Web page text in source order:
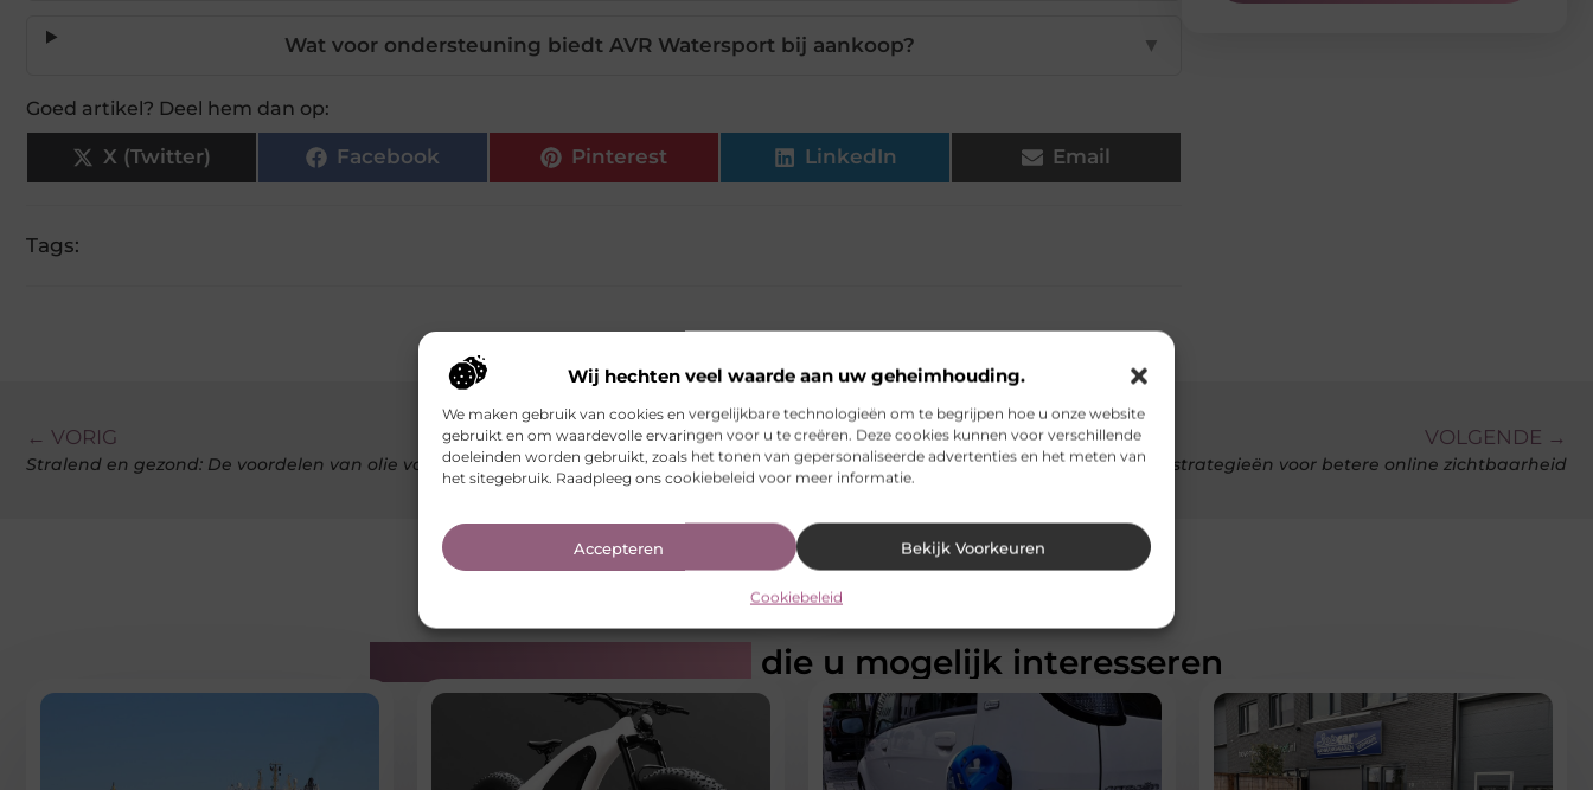
Wij hechten veel waarde aan uw geheimhouding.
We maken gebruik van cookies en vergelijkbare technologieën om te begrijpen hoe u onze website
gebruikt en om waardevolle ervaringen voor u te creëren. Deze cookies kunnen voor verschillende
doeleinden worden gebruikt, zoals het tonen van gepersonaliseerde advertenties en het meten van
het sitegebruik. Raadpleeg ons cookiebeleid voor meer informatie.
Accepteren Bekijk Voorkeuren
Cookiebeleid
Wat voor ondersteuning biedt AVR Watersport bij aankoop? ▼
Goed artikel? Deel hem dan op:
X (Twitter) Facebook Pinterest LinkedIn Email
Tags:
← VORIG
Stralend en gezond: De voordelen van olie voor je huid
VOLGENDE →
Backlinks en linkbuilding: strategieën voor betere online zichtbaarheid
die u mogelijk interesseren